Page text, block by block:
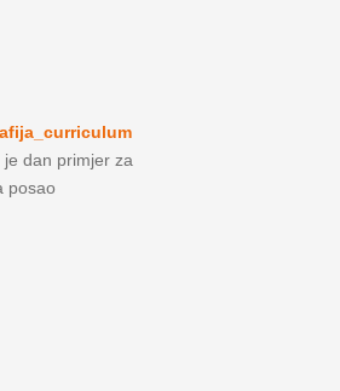
dan primjer za
posao